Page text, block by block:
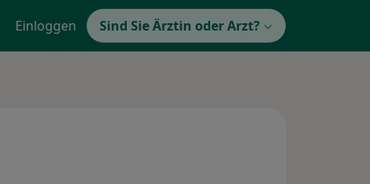
Einloggen Sind Sie Ärztin oder Arzt?